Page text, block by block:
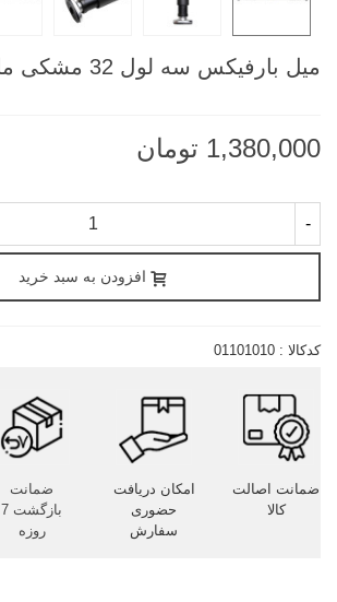
میل بارفیکس سه لول 32 مشکی مات TANZIB
1,380,000 تومان
-
افزودن به سبد خرید
کدکالا : 01101010
ضمانت اصالت
کالا
امکان دریافت
حضوری
سفارش
ضمانت
بازگشت 7
روزه